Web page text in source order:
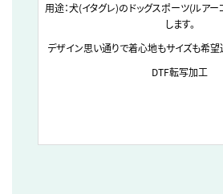
用途：犬(イタグレ)のドッグスポーツ(ルア
します。
デザイン思い通りで着心地もサイズも希望
DTF転写加工